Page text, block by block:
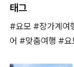
태그
#요모 #장가계여
어 #맞춤여행 #요